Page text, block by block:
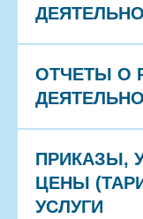
ОТЧЕТЫ О
ПРИКАЗЫ,
ЦЕНЫ
УСЛУГИ